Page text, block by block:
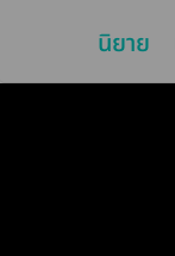
นิยาย